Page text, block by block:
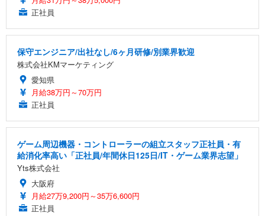
正社員
保守エンジニア/出社なし/6ヶ月研修/別業界歓迎
株式会社KMマーケティング
愛知県
月給38万円～70万円
正社員
ゲーム周辺機器・コントローラーの組立スタッフ正社員・有
給消化率高い「正社員/年間休日125日/IT・ゲーム業界志望」
Yts株式会社
大阪府
月給27万9,200円～35万6,600円
正社員